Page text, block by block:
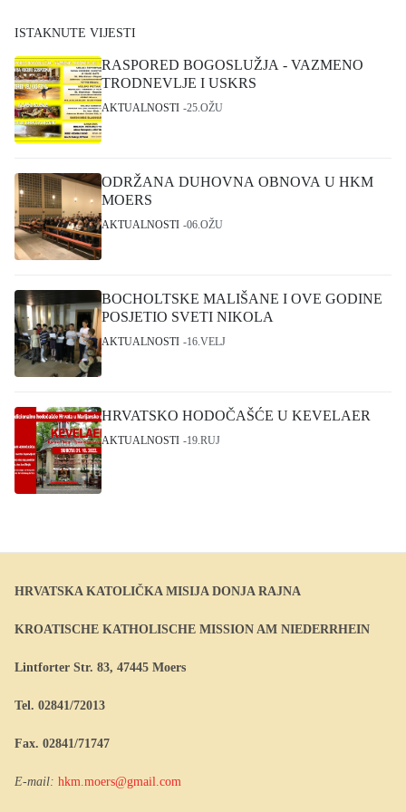
ISTAKNUTE VIJESTI
RASPORED BOGOSLUŽJA - VAZMENO
TRODNEVLJE I USKRS
AKTUALNOSTI 25.OŽU
ODRŽANA DUHOVNA OBNOVA U HKM
MOERS
AKTUALNOSTI 06.OŽU
BOCHOLTSKE MALIŠANE I OVE GODINE
POSJETIO SVETI NIKOLA
AKTUALNOSTI 16.VELJ
HRVATSKO HODOČAŠĆE U KEVELAER
AKTUALNOSTI 19.RUJ
HRVATSKA KATOLIČKA MISIJA DONJA RAJNA
KROATISCHE KATHOLISCHE MISSION AM NIEDERRHEIN
Lintforter Str. 83, 47445 Moers
Tel. 02841/72013
Fax. 02841/71747
E-mail: hkm.moers@gmail.com